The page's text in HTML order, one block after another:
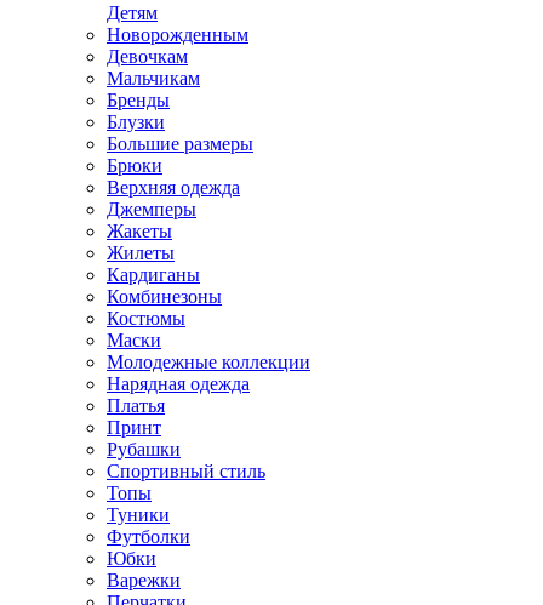
Детям
Новорожденным
Девочкам
Мальчикам
Бренды
Блузки
Большие размеры
Брюки
Верхняя одежда
Джемперы
Жакеты
Жилеты
Кардиганы
Комбинезоны
Костюмы
Маски
Молодежные коллекции
Нарядная одежда
Платья
Принт
Рубашки
Спортивный стиль
Топы
Туники
Футболки
Юбки
Варежки